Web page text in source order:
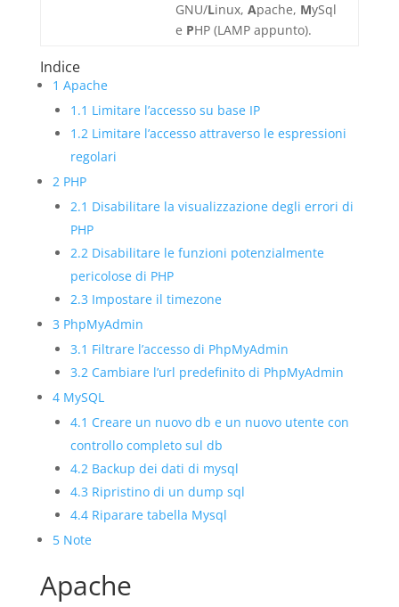
GNU/Linux, Apache, MySql
e PHP (LAMP appunto).
Indice
1 Apache
1.1 Limitare l’accesso su base IP
1.2 Limitare l’accesso attraverso le espressioni
regolari
2 PHP
2.1 Disabilitare la visualizzazione degli errori di
PHP
2.2 Disabilitare le funzioni potenzialmente
pericolose di PHP
2.3 Impostare il timezone
3 PhpMyAdmin
3.1 Filtrare l’accesso di PhpMyAdmin
3.2 Cambiare l’url predefinito di PhpMyAdmin
4 MySQL
4.1 Creare un nuovo db e un nuovo utente con
controllo completo sul db
4.2 Backup dei dati di mysql
4.3 Ripristino di un dump sql
4.4 Riparare tabella Mysql
5 Note
Apache